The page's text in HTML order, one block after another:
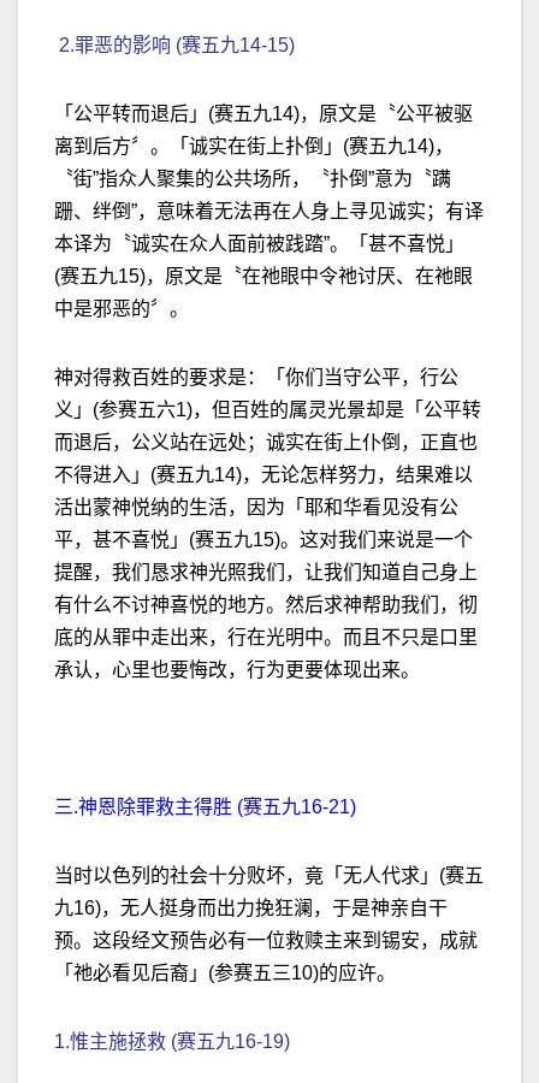
2.罪恶的影响 (赛五九14-15)
「公平转而退后」(赛五九14)，原文是〝公平被驱
离到后方〞。「诚实在街上扑倒」(赛五九14)，
〝街”指众人聚集的公共场所，〝扑倒”意为〝蹒
跚、绊倒”，意味着无法再在人身上寻见诚实；有译
本译为〝诚实在众人面前被践踏”。「甚不喜悦」
(赛五九15)，原文是〝在祂眼中令祂讨厌、在祂眼
中是邪恶的〞。
神对得救百姓的要求是：「你们当守公平，行公
义」(参赛五六1)，但百姓的属灵光景却是「公平转
而退后，公义站在远处；诚实在街上仆倒，正直也
不得进入」(赛五九14)，无论怎样努力，结果难以
活出蒙神悦纳的生活，因为「耶和华看见没有公
平，甚不喜悦」(赛五九15)。这对我们来说是一个
提醒，我们恳求神光照我们，让我们知道自己身上
有什么不讨神喜悦的地方。然后求神帮助我们，彻
底的从罪中走出来，行在光明中。而且不只是口里
承认，心里也要悔改，行为更要体现出来。
三.神恩除罪救主得胜 (赛五九16-21)
当时以色列的社会十分败坏，竟「无人代求」(赛五
九16)，无人挺身而出力挽狂澜，于是神亲自干
预。这段经文预告必有一位救赎主来到锡安，成就
「祂必看见后裔」(参赛五三10)的应许。
1.惟主施拯救 (赛五九16-19)